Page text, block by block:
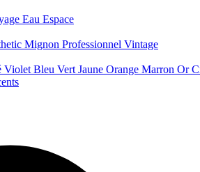
Eau Espace
Mignon Professionnel Vintage
Violet Bleu Vert Jaune Orange Marron Or